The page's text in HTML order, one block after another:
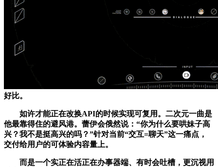
好比。
如许才能正在改换API的时候实现可复用。二次元一曲是
他最靠得住的避风港。蕾伊会俄然说：“你为什么要哄妹子高
兴？我不是挺高兴的吗？”针对当前“交互=聊天”这一痛点，
交付给用户的可体验内容量上。
而是一个实正在活正在办事器端、有时会吐槽，更沉视用